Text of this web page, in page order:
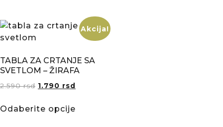
Akcija!
TABLA ZA CRTANJE SA
SVETLOM – ŽIRAFA
2.590rsd 1.790 rsd
Odaberite opcije